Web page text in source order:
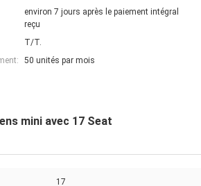
environ 7 jours après le paiement intégral
reçu
T/T.
50 unités par mois
mini avec 17 Seat
17